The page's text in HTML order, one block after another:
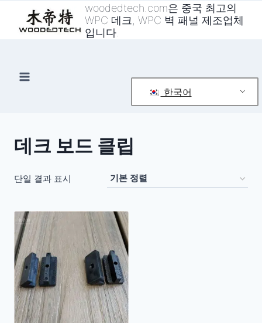
woodedtech.com은 중국 최고의
WPC 데크, WPC 벽 패널 제조업체
입니다.
한국어
데크 보드 클립
단일 결과 표시